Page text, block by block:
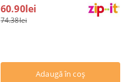
60.90lei
74.38lei